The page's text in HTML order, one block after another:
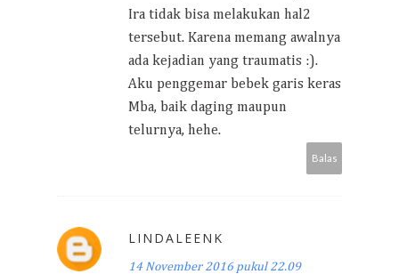
Ira tidak bisa melakukan hal2
tersebut. Karena memang awalnya
ada kejadian yang traumatis :).
Aku penggemar bebek garis keras
Mba, baik daging maupun
telurnya, hehe.
Balas
LINDALEENK
14 November 2016 pukul 22.09